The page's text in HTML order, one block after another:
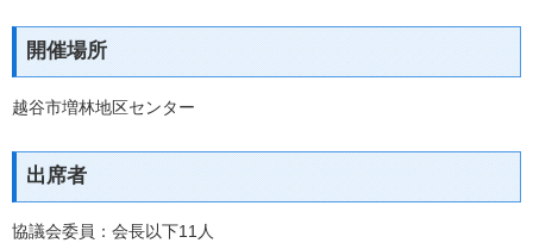
開催場所
越谷市増林地区センター
出席者
協議会委員：会長以下11人